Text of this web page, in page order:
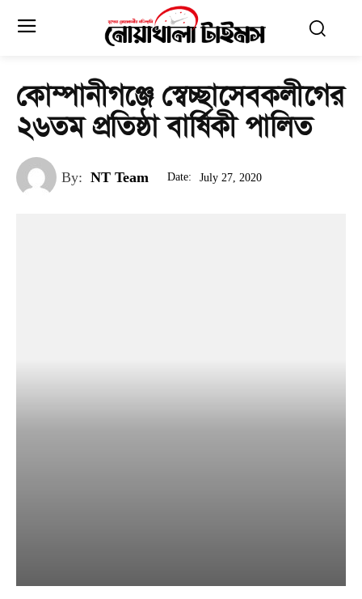
কোম্পানীগঞ্জে স্বেচ্ছাসেবকলীগের
২৬তম প্রতিষ্ঠা বার্ষিকী পালিত
By: NT Team Date: July 27, 2020